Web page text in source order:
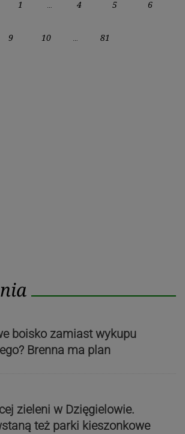
1 … 4 5 6
9 10 … 81
boisko zamiast wykupu
Brenna ma plan
zieleni w Dzięgielowie.
też parki kieszonkowe